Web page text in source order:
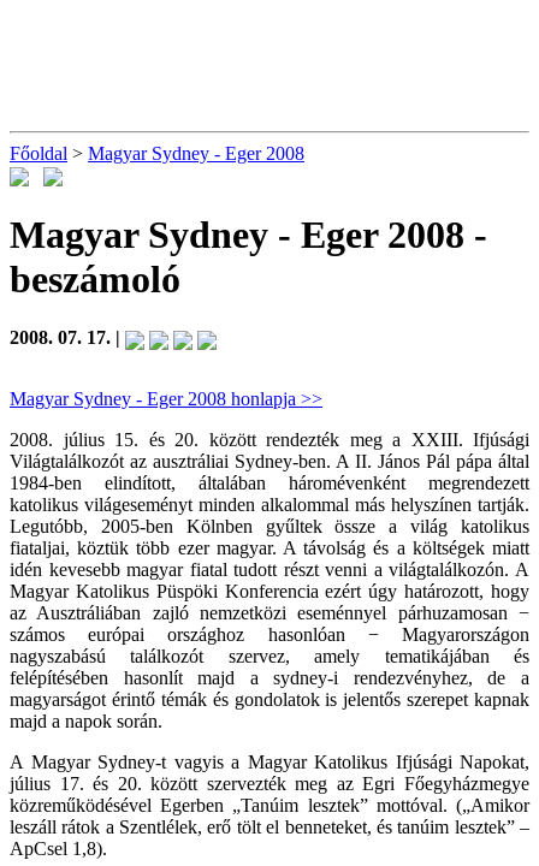
Főoldal > Magyar Sydney - Eger 2008
Magyar Sydney - Eger 2008 -
beszámoló
2008. 07. 17. |
Magyar Sydney - Eger 2008 honlapja >>
2008. július 15. és 20. között rendezték meg a XXIII. Ifjúsági
Világtalálkozót az ausztráliai Sydney-ben. A II. János Pál pápa által
1984-ben elindított, általában háromévenként megrendezett
katolikus világeseményt minden alkalommal más helyszínen tartják.
Legutóbb, 2005-ben Kölnben gyűltek össze a világ katolikus
fiataljai, köztük több ezer magyar. A távolság és a költségek miatt
idén kevesebb magyar fiatal tudott részt venni a világtalálkozón. A
Magyar Katolikus Püspöki Konferencia ezért úgy határozott, hogy
az Ausztráliában zajló nemzetközi eseménnyel párhuzamosan −
számos európai országhoz hasonlóan − Magyarországon
nagyszabású találkozót szervez, amely tematikájában és
felépítésében hasonlít majd a sydney-i rendezvényhez, de a
magyarságot érintő témák és gondolatok is jelentős szerepet kapnak
majd a napok során.
A Magyar Sydney-t vagyis a Magyar Katolikus Ifjúsági Napokat,
július 17. és 20. között szervezték meg az Egri Főegyházmegye
közreműködésével Egerben „Tanúim lesztek” mottóval. („Amikor
leszáll rátok a Szentlélek, erő tölt el benneteket, és tanúim lesztek” –
ApCsel 1,8).